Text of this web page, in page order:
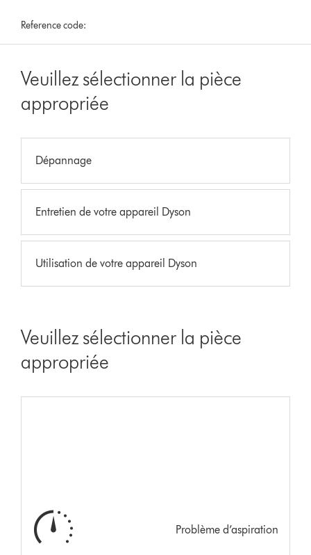
Reference code:
Veuillez sélectionner la pièce
appropriée
Dépannage
Entretien de votre appareil Dyson
Utilisation de votre appareil Dyson
Veuillez sélectionner la pièce
appropriée
Problème d’aspiration